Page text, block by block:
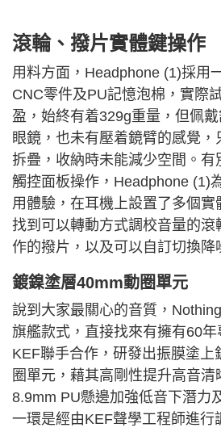
滾輪、撥片實體鍵操作
用料方面，Headphone (1)採用
CNC零件及PU記憶泡棉，實際
盈，始終有着329g重量，但佩
眼鏡，也未有壓着鏡臂的感覺，
拆疊，收納時未能減少空間。有
觸控面板操作，Headphone (1)
用體驗，在耳機上設置了多個實
找到可以轉動方式調校音量的
作的撥片，以及可以自訂切換降
鍍鎳塗層40mm動圈單元
說到大家最關心的音質，
旗艦款式，直接找來有擁有60
KEF聯手合作，研發出振膜塗上
圈單元，藉其高剛性提升高音清
8.9mm PU懸邊加強低音下潛力
一環是經由KEF聲學工程師進行